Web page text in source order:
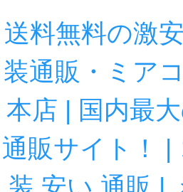
送料無料の激
装通販・ミア
本店 | 国内最
通販サイト！ |